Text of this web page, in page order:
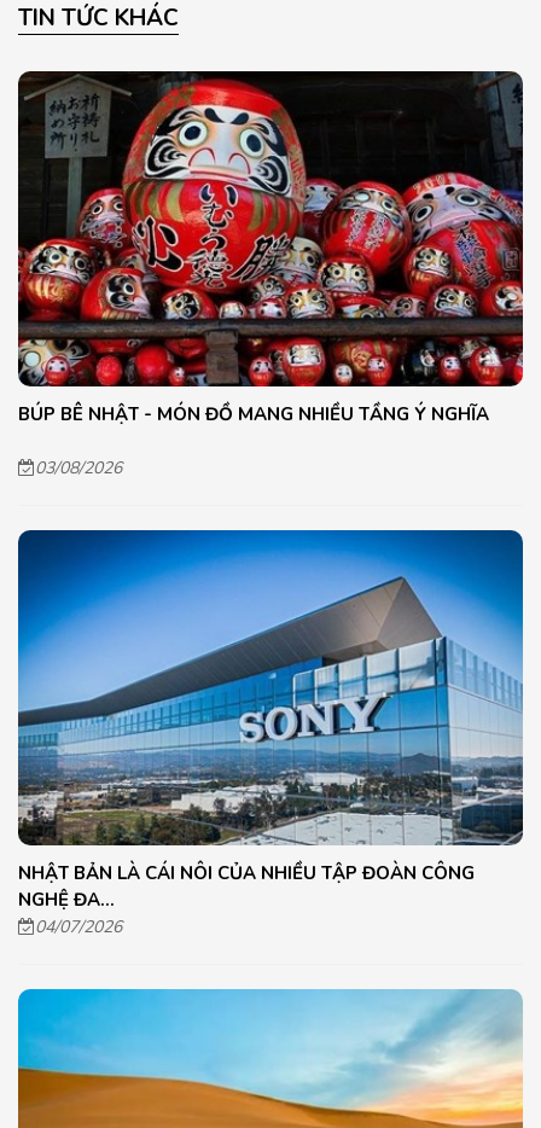
TIN TỨC KHÁC
BÚP BÊ NHẬT - MÓN ĐỒ MANG NHIỀU TẦNG Ý NGHĨA
03/08/2026
NHẬT BẢN LÀ CÁI NÔI CỦA NHIỀU TẬP ĐOÀN CÔNG
NGHỆ ĐA...
04/07/2026